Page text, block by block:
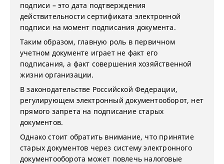
подписи – это дата подтверждения
действительности сертификата электронной
подписи на момент подписания документа.
Таким образом, главную роль в первичном
учетном документе играет не факт его
подписания, а факт совершения хозяйственной
жизни организации.
В законодательстве Российской Федерации,
регулирующем электронный документооборот, нет
прямого запрета на подписание старых
документов.
Однако стоит обратить внимание, что принятие
старых документов через систему электронного
документооборота может повлечь налоговые